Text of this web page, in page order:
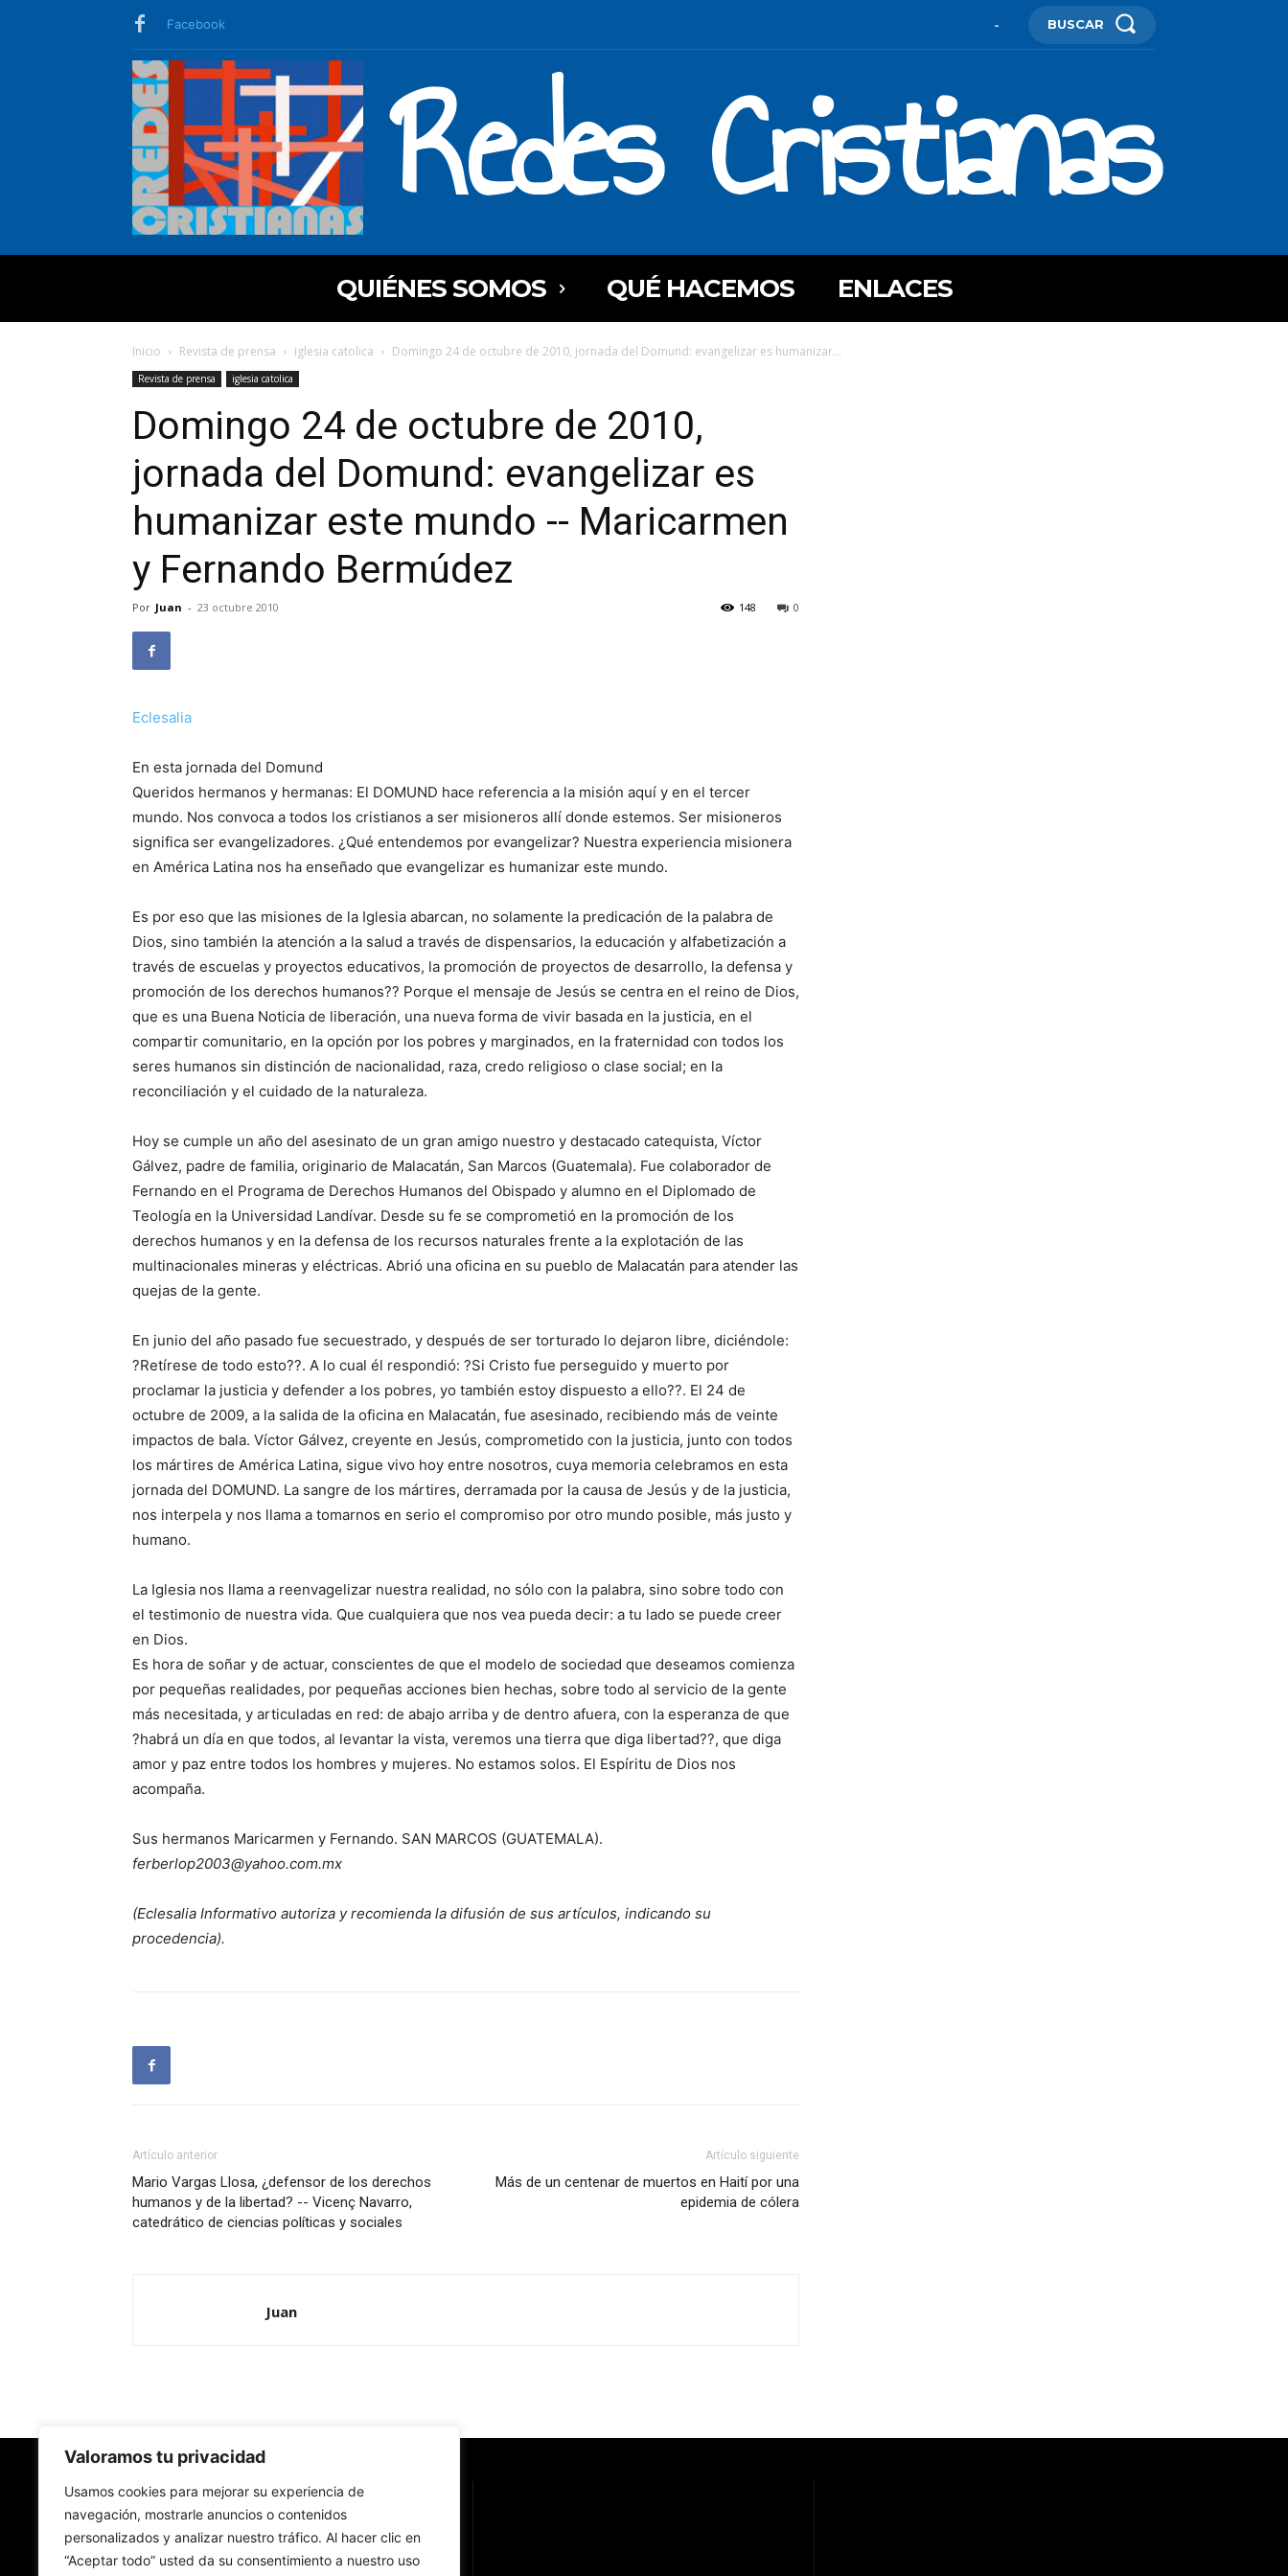
Valoramos tu privacidad
Usamos cookies para mejorar su experiencia de
navegación, mostrarle anuncios o contenidos
personalizados y analizar nuestro tráfico. Al hacer clic en
“Aceptar todo” usted da su consentimiento a nuestro uso
Facebook - BUSCAR
Redes Cristianas
QUIÉNES SOMOS QUÉ HACEMOS ENLACES
Inicio Revista de prensa iglesia catolica Domingo 24 de octubre de 2010, jornada del Domund: evangelizar es humanizar...
Revista de prensa iglesia catolica
Domingo 24 de octubre de 2010,
jornada del Domund: evangelizar es
humanizar este mundo -- Maricarmen
y Fernando Bermúdez
Por Juan - 23 octubre 2010 0
148
Eclesalia
En esta jornada del Domund
Queridos hermanos y hermanas: El DOMUND hace referencia a la misión aquí y en el tercer
mundo. Nos convoca a todos los cristianos a ser misioneros allí donde estemos. Ser misioneros
significa ser evangelizadores. ¿Qué entendemos por evangelizar? Nuestra experiencia misionera
en América Latina nos ha enseñado que evangelizar es humanizar este mundo.
Es por eso que las misiones de la Iglesia abarcan, no solamente la predicación de la palabra de
Dios, sino también la atención a la salud a través de dispensarios, la educación y alfabetización a
través de escuelas y proyectos educativos, la promoción de proyectos de desarrollo, la defensa y
promoción de los derechos humanos?? Porque el mensaje de Jesús se centra en el reino de Dios,
que es una Buena Noticia de liberación, una nueva forma de vivir basada en la justicia, en el
compartir comunitario, en la opción por los pobres y marginados, en la fraternidad con todos los
seres humanos sin distinción de nacionalidad, raza, credo religioso o clase social; en la
reconciliación y el cuidado de la naturaleza.
Hoy se cumple un año del asesinato de un gran amigo nuestro y destacado catequista, Víctor
Gálvez, padre de familia, originario de Malacatán, San Marcos (Guatemala). Fue colaborador de
Fernando en el Programa de Derechos Humanos del Obispado y alumno en el Diplomado de
Teología en la Universidad Landívar. Desde su fe se comprometió en la promoción de los
derechos humanos y en la defensa de los recursos naturales frente a la explotación de las
multinacionales mineras y eléctricas. Abrió una oficina en su pueblo de Malacatán para atender las
quejas de la gente.
En junio del año pasado fue secuestrado, y después de ser torturado lo dejaron libre, diciéndole:
?Retírese de todo esto??. A lo cual él respondió: ?Si Cristo fue perseguido y muerto por
proclamar la justicia y defender a los pobres, yo también estoy dispuesto a ello??. El 24 de
octubre de 2009, a la salida de la oficina en Malacatán, fue asesinado, recibiendo más de veinte
impactos de bala. Víctor Gálvez, creyente en Jesús, comprometido con la justicia, junto con todos
los mártires de América Latina, sigue vivo hoy entre nosotros, cuya memoria celebramos en esta
jornada del DOMUND. La sangre de los mártires, derramada por la causa de Jesús y de la justicia,
nos interpela y nos llama a tomarnos en serio el compromiso por otro mundo posible, más justo y
humano.
La Iglesia nos llama a reenvagelizar nuestra realidad, no sólo con la palabra, sino sobre todo con
el testimonio de nuestra vida. Que cualquiera que nos vea pueda decir: a tu lado se puede creer
en Dios.
Es hora de soñar y de actuar, conscientes de que el modelo de sociedad que deseamos comienza
por pequeñas realidades, por pequeñas acciones bien hechas, sobre todo al servicio de la gente
más necesitada, y articuladas en red: de abajo arriba y de dentro afuera, con la esperanza de que
?habrá un día en que todos, al levantar la vista, veremos una tierra que diga libertad??, que diga
amor y paz entre todos los hombres y mujeres. No estamos solos. El Espíritu de Dios nos
acompaña.
Sus hermanos Maricarmen y Fernando. SAN MARCOS (GUATEMALA).
ferberlop2003@yahoo.com.mx
(Eclesalia Informativo autoriza y recomienda la difusión de sus artículos, indicando su
procedencia).
Artículo anterior
Mario Vargas Llosa, ¿defensor de los derechos
humanos y de la libertad? -- Vicenç Navarro,
catedrático de ciencias políticas y sociales
Artículo siguiente
Más de un centenar de muertos en Haití por una
epidemia de cólera
Juan
Redes Cristianas
Una mirada alternativa sobre la Iglesia católica y la